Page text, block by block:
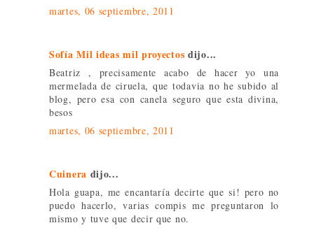
martes, 06 septiembre, 2011
Sofía Mil ideas mil proyectos dijo...
Beatriz , precisamente acabo de hacer yo una
mermelada de ciruela, que todavia no he subido al
blog, pero esa con canela seguro que esta divina,
besos
martes, 06 septiembre, 2011
Cuinera dijo...
Hola guapa, me encantaría decirte que si! pero no
puedo hacerlo, varias compis me preguntaron lo
mismo y tuve que decir que no.